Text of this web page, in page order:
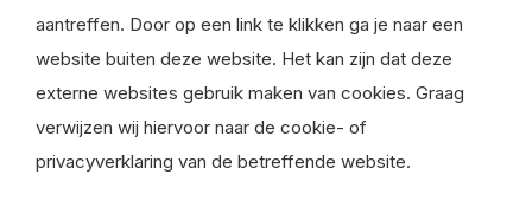
aantreffen. Door op een link te klikken ga je naar een
website buiten deze website. Het kan zijn dat deze
externe websites gebruik maken van cookies. Graag
verwijzen wij hiervoor naar de cookie- of
privacyverklaring van de betreffende website.